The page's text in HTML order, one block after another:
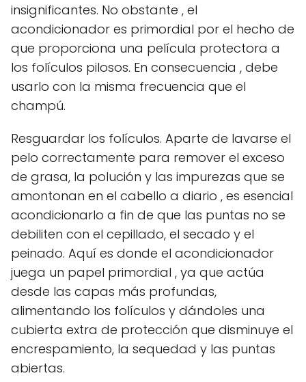
insignificantes. No obstante , el
acondicionador es primordial por el hecho de
que proporciona una película protectora a
los folículos pilosos. En consecuencia , debe
usarlo con la misma frecuencia que el
champú.
Resguardar los folículos. Aparte de lavarse el
pelo correctamente para remover el exceso
de grasa, la polución y las impurezas que se
amontonan en el cabello a diario , es esencial
acondicionarlo a fin de que las puntas no se
debiliten con el cepillado, el secado y el
peinado. Aquí es donde el acondicionador
juega un papel primordial , ya que actúa
desde las capas más profundas,
alimentando los folículos y dándoles una
cubierta extra de protección que disminuye el
encrespamiento, la sequedad y las puntas
abiertas.